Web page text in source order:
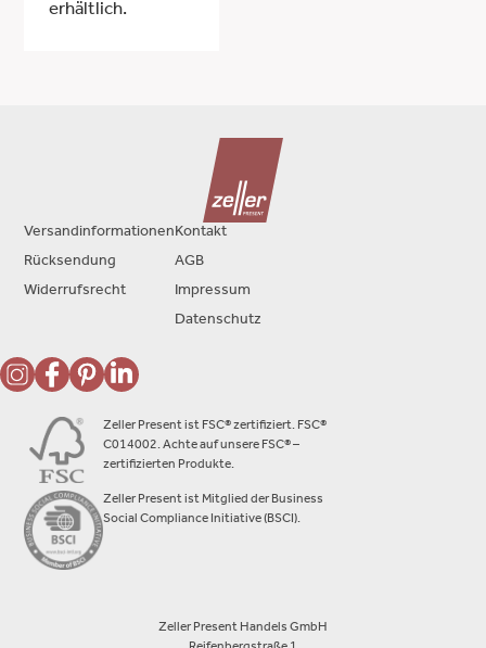
erhältlich.
Zeller Present ist FSC® zertifiziert. FSC®
C014002. Achte auf unsere FSC® –
zertifizierten Produkte.
Zeller Present ist Mitglied der Business
Social Compliance Initiative (BSCI).
Zeller Present Handels GmbH
Versandinformationen
Rücksendung
Widerrufsrecht
Kontakt
AGB
Impressum
Datenschutz